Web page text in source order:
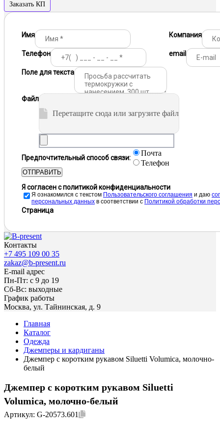
Заказать КП
Имя Компания
Телефон email
Поле для текста
Файл
Перетащите сюда или загрузите файл
Предпочтительный способ связи:
Почта
Телефон
ОТПРАВИТЬ
Я согласен с политикой конфиденциальности
Я ознакомился с текстом Пользовательского соглашения и даю
персональных данных в соответствии с Политикой обработки
Страница
Контакты
+7 495 109 00 35
zakaz@b-present.ru
E-mail адрес
Пн-Пт: с 9 до 19
Сб-Вс: выходные
График работы
Москва, ул. Тайнинская, д. 9
Главная
Каталог
Одежда
Джемперы и кардиганы
Джемпер с коротким рукавом Siluetti Volumica, молочно-
белый
Джемпер с коротким рукавом Siluetti
Volumica, молочно-белый
Артикул: G-20573.601